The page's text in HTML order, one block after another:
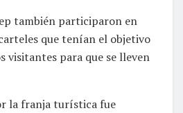
también participaron en
que tenían el objetivo
visitantes para que se lleven
la franja turística fue